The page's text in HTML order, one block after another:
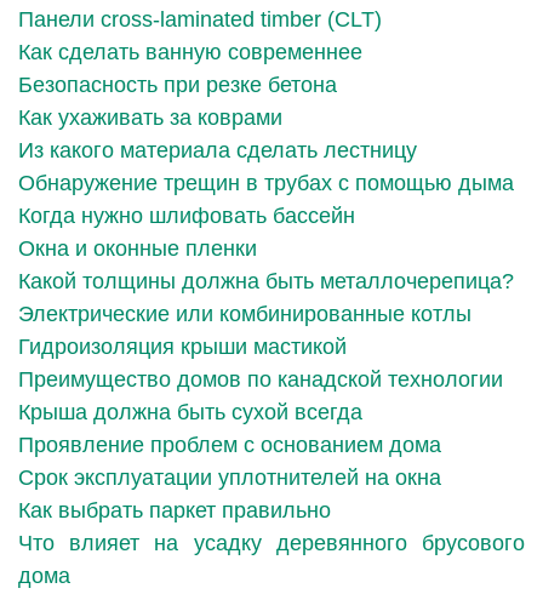
Панели cross-laminated timber (CLT)
Как сделать ванную современнее
Безопасность при резке бетона
Как ухаживать за коврами
Из какого материала сделать лестницу
Обнаружение трещин в трубах с помощью дыма
Когда нужно шлифовать бассейн
Окна и оконные пленки
Какой толщины должна быть металлочерепица?
Электрические или комбинированные котлы
Гидроизоляция крыши мастикой
Преимущество домов по канадской технологии
Крыша должна быть сухой всегда
Проявление проблем с основанием дома
Срок эксплуатации уплотнителей на окна
Как выбрать паркет правильно
Что влияет на усадку деревянного брусового
дома